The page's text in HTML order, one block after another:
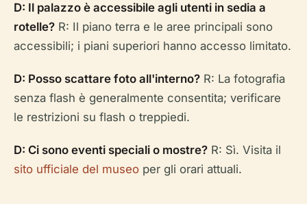
D: Il palazzo è accessibile agli utenti in sedia a
rotelle? R: Il piano terra e le aree principali sono
accessibili; i piani superiori hanno accesso limitato.
D: Posso scattare foto all'interno? R: La fotografia
senza flash è generalmente consentita; verificare
le restrizioni su flash o treppiedi.
D: Ci sono eventi speciali o mostre? R: Sì. Visita il
sito ufficiale del museo per gli orari attuali.